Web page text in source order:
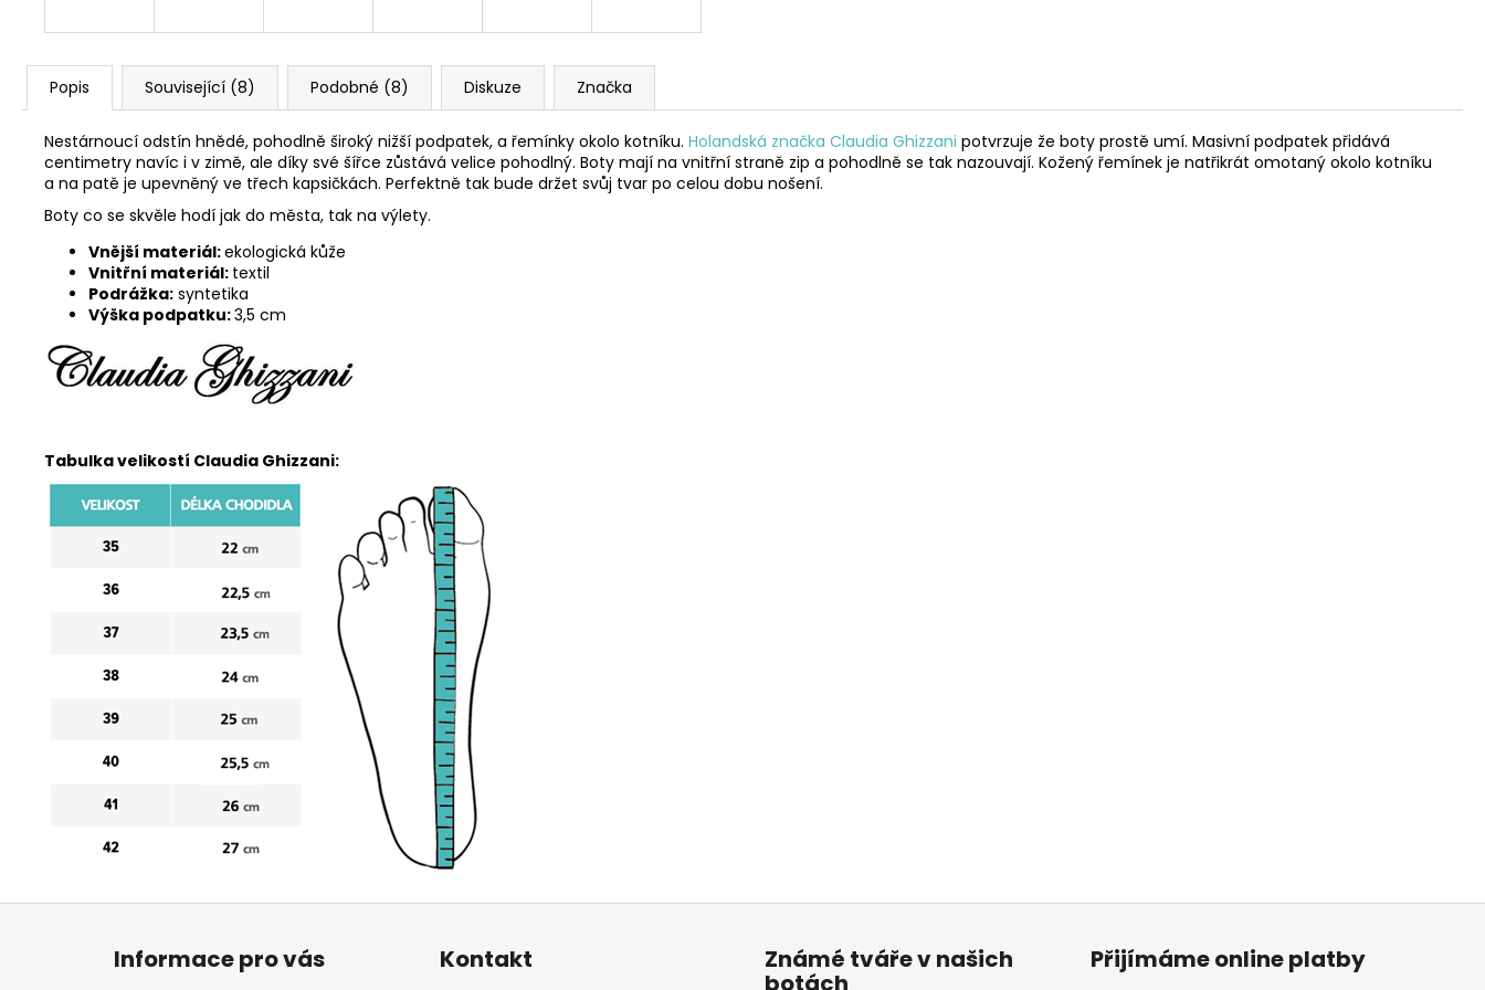
Popis Související (8) Podobné (8) Diskuze Značka
Nestárnoucí odstín hnědé, pohodlně široký nižší podpatek, a řemínky okolo kotníku. Holandská značka Claudia Ghizzani potvrzuje že boty prostě umí. Masivní podpatek přidává
centimetry navíc i v zimě, ale díky své šířce zůstává velice pohodlný. Boty mají na vnitřní straně zip a pohodlně se tak nazouvají. Kožený řemínek je natřikrát omotaný okolo kotníku
a na patě je upevněný ve třech kapsičkách. Perfektně tak bude držet svůj tvar po celou dobu nošení.
Boty co se skvěle hodí jak do města, tak na výlety.
Vnější materiál:ekologická kůže
Vnitřní materiál: textil
Podrážka: syntetika
Výška podpatku:3,5 cm
Tabulka velikostí Claudia Ghizzani:
Z
Informace pro vás Kontakt Známé tváře v našich
botách
Přijímáme online platby